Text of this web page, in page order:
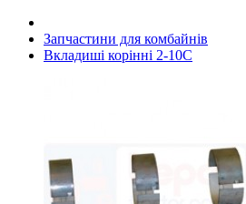
Запчастини для комбайнів
Вкладиші корінні 2-10C